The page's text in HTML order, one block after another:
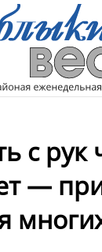
с рук
—